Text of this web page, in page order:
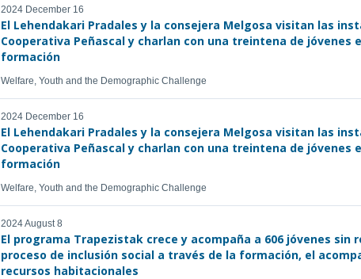
2024 December 16
El Lehendakari Pradales y la consejera Melgosa visitan las
Cooperativa Peñascal y charlan con una treintena de jóvenes
formación
Welfare, Youth and the Demographic Challenge
2024 December 16
El Lehendakari Pradales y la consejera Melgosa visitan las
Cooperativa Peñascal y charlan con una treintena de jóvenes
formación
Welfare, Youth and the Demographic Challenge
2024 August 8
El programa Trapezistak crece y acompaña a 606 jóvenes sin
proceso de inclusión social a través de la formación, el
recursos habitacionales